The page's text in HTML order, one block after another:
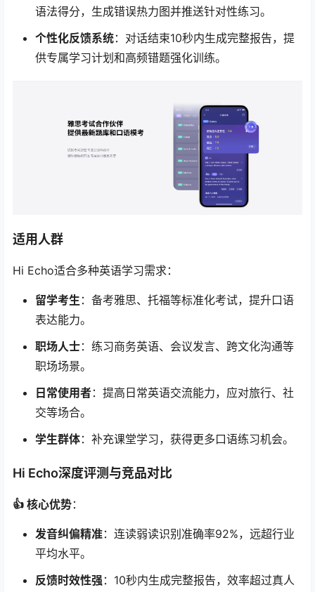
语法得分，生成错误热力图并推送针对性练习。
个性化反馈系统：对话结束10秒内生成完整报告，提
供专属学习计划和高频错题强化训练。
适用人群
Hi Echo适合多种英语学习需求：
留学考生 ：备考雅思、托福等标准化考试，提升口语
表达能力。
职场人士：练习商务英语、会议发言、跨文化沟通等
职场场景。
日常使用者：提高日常英语交流能力，应对旅行、社
交等场合。
学生群体：补充课堂学习，获得更多口语练习机会。
Hi Echo深度评测与竞品对比
👍 核心优势：
发音纠偏精准：连读弱读识别准确率92%，远超行业
平均水平。
反馈时效性强 ：10秒内生成完整报告，效率超过真人